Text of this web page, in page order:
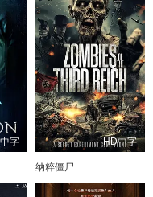
字 HD中字
纳粹僵尸